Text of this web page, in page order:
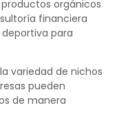
orgánicos
financiera
para
variedad de nichos
pueden
de manera